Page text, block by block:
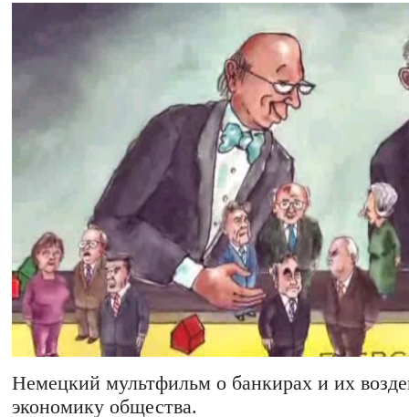
Немецкий мультфильм о банкирах и их
экономику общества.